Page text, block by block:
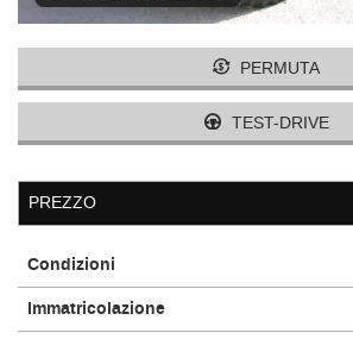
PERMUTA
TEST-DRIVE
PREZZO
Condizioni
Immatricolazione